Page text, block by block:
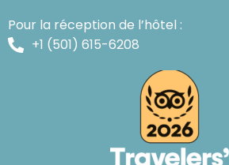
Pour la réception de l’hôtel :
+1 (501) 615-6208